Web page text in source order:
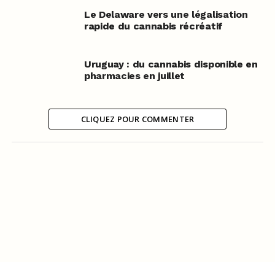
Le Delaware vers une légalisation
rapide du cannabis récréatif
Uruguay : du cannabis disponible en
pharmacies en juillet
CLIQUEZ POUR COMMENTER